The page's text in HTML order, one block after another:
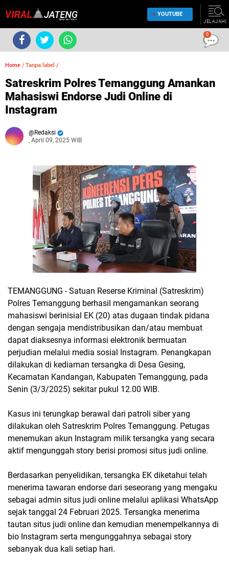
YOUTUBE
JELAJAHI
Home / Tanpa label /
Satreskrim Polres Temanggung Amankan
Mahasiswi Endorse Judi Online di
Instagram
Redaksi
, April 09, 2025 WIB
TEMANGGUNG - Satuan Reserse Kriminal (Satreskrim)
Polres Temanggung berhasil mengamankan seorang
mahasiswi berinisial EK (20) atas dugaan tindak pidana
dengan sengaja mendistribusikan dan/atau membuat
dapat diaksesnya informasi elektronik bermuatan
perjudian melalui media sosial Instagram. Penangkapan
dilakukan di kediaman tersangka di Desa Gesing,
Kecamatan Kandangan, Kabupaten Temanggung, pada
Senin (3/3/2025) sekitar pukul 12.00 WIB.
Kasus ini terungkap berawal dari patroli siber yang
dilakukan oleh Satreskrim Polres Temanggung. Petugas
menemukan akun Instagram milik tersangka yang secara
aktif mengunggah story berisi promosi situs judi online.
Berdasarkan penyelidikan, tersangka EK diketahui telah
menerima tawaran endorse dari seseorang yang mengaku
sebagai admin situs judi online melalui aplikasi WhatsApp
sejak tanggal 24 Februari 2025. Tersangka menerima
tautan situs judi online dan kemudian menempelkannya di
bio Instagram serta mengunggahnya sebagai story
sebanyak dua kali setiap hari.
0